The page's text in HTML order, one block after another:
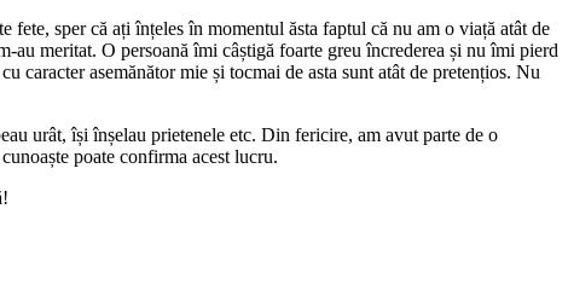
sper că ați înțeles în momentul ăsta faptul că nu am o viață atât de
au meritat. O persoană îmi câștigă foarte greu încrederea și nu îmi pierd
caracter asemănător mie și tocmai de asta sunt atât de pretențios. Nu
urât, își înșelau prietenele etc. Din fericire, am avut parte de o
poate confirma acest lucru.